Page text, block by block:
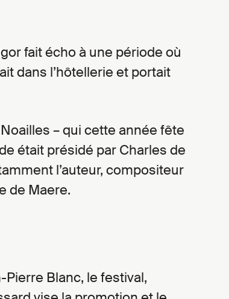
fait écho à une période où
dans l’hôtellerie et portait
– qui cette année fête
était présidé par Charles de
l’auteur, compositeur
de Maere.
Blanc, le festival,